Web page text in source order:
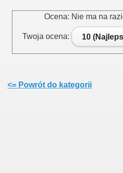
Ocena: Nie ma na
Twoja ocena: 10
<= Powrót do kategorii